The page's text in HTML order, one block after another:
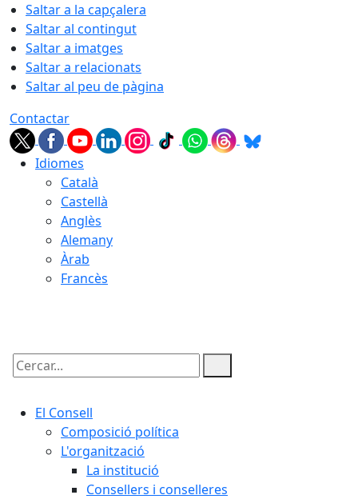
Saltar a la capçalera
Saltar al contingut
Saltar a imatges
Saltar a relacionats
Saltar al peu de pàgina
Contactar
Idiomes
Català
Castellà
Anglès
Alemany
Àrab
Francès
Cercar:
El Consell
Composició política
L'organització
La institució
Consellers i conselleres